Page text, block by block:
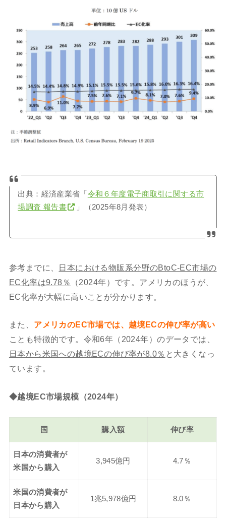
出典：経済産業省「 令和６年度電子商取引に関する市
場調査 報告書
」（2025年8月発表）
参考までに、 日本における物販系分野のBtoC-EC市場の
EC化率は9.78％
（2024年）です。アメリカのほうが、
EC化率が大幅に高いことが分かります。
また、 アメリカのEC市場では、越境ECの伸び率が高い
ことも特徴的です。令和6年（2024年）のデータでは、
日本から米国への越境ECの伸び率が8.0％ と大きくなっ
ています。
◆越境EC市場規模（2024年）
国 購入額 伸び率
日本の消費者が
米国から購入
3,945億円 4.7％
米国の消費者が
日本から購入
1兆5,978億円 8.0％